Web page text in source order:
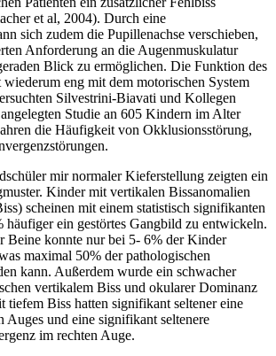
et al, 2004). Durch eine
sich zudem die Pupillenachse verschieben,
Anforderung an die Augenmuskulatur
Blick zu ermöglichen. Die Funktion des
wiederum eng mit dem motorischen System
Silvestrini-Biavati und Kollegen
Studie an 605 Kindern im Alter
die Häufigkeit von Okklusionsstörung,
mir normaler Kieferstellung zeigten ein
Kinder mit vertikalen Bissanomalien
scheinen mit einem statistisch signifikanten
häufiger ein gestörtes Gangbild zu entwickeln.
Beine konnte nur bei 5- 6% der Kinder
maximal 50% der pathologischen
kann. Außerdem wurde ein schwacher
vertikalem Biss und okularer Dominanz
tiefem Biss hatten signifikant seltener eine
Auges und eine signifikant seltenere
im rechten Auge.